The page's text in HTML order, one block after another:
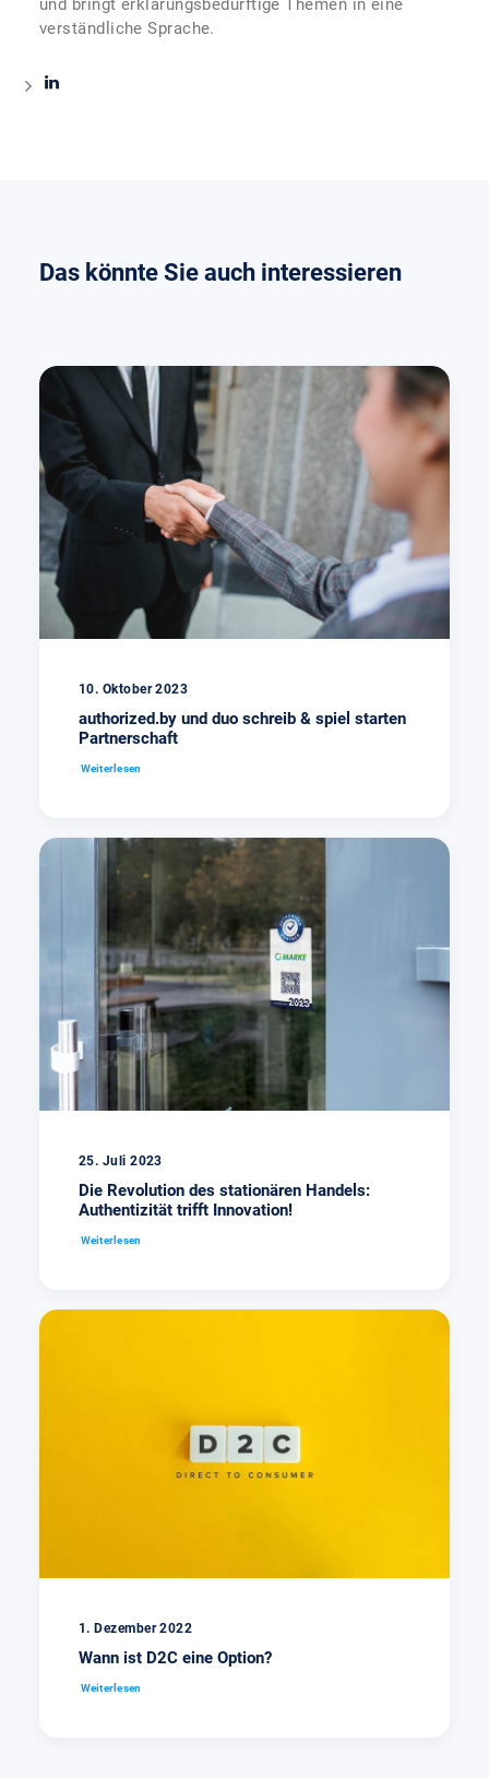
und bringt erklärungsbedürftige Themen in eine
verständliche Sprache.
Das könnte Sie auch interessieren
10. Oktober 2023
authorized.by und duo schreib & spiel starten
Partnerschaft
Weiterlesen
25. Juli 2023
Die Revolution des stationären Handels:
Authentizität trifft Innovation!
Weiterlesen
1. Dezember 2022
Wann ist D2C eine Option?
Weiterlesen